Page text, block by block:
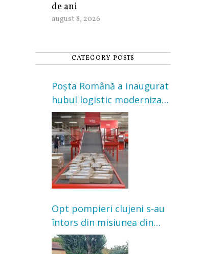
de ani
august 8, 2026
CATEGORY POSTS
Poșta Română a inaugurat
hubul logistic modernizat
din Cluj-Napoca. Investiție
de 3 milioane de euro
Opt pompieri clujeni s-au
întors din misiunea din
Franța. Au intervenit la
incendii de vegetație și